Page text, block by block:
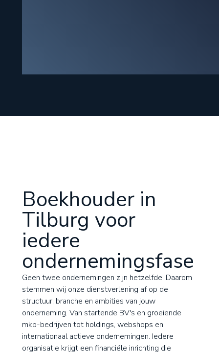
Boekhouder in
Tilburg voor
iedere
ondernemingsfase
Geen twee ondernemingen zijn hetzelfde. Daarom
stemmen wij onze dienstverlening af op de
structuur, branche en ambities van jouw
onderneming. Van startende BV's en groeiende
mkb-bedrijven tot holdings, webshops en
internationaal actieve ondernemingen. Iedere
organisatie krijgt een financiële inrichting die